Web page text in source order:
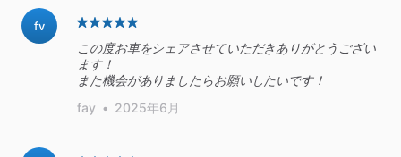
fv
この度お車をシェアさせていただきありがとうござい
ます！
また機会がありましたらお願いしたいです！
fay • 2025年6月